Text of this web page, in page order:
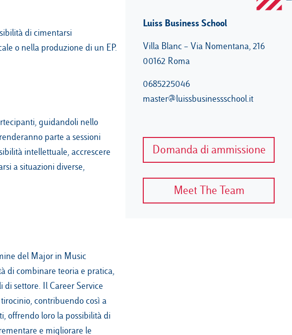
di cimentarsi
o nella produzione di un EP.
guidandoli nello
parte a sessioni
intellettuale, accrescere
a situazioni diverse,
del Major in Music
di combinare teoria e pratica,
settore. Il Career Service
contribuendo così a
offrendo loro la possibilità di
e migliorare le
Luiss Business School
Villa Blanc – Via Nomentana, 216
00162 Roma
0685225046
master@luissbusinessschool.it
Domanda di ammissione
Meet The Team